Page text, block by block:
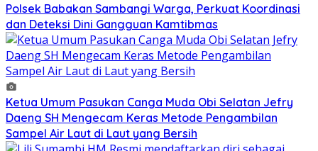
Polsek Babakan Sambangi Warga, Perkuat Koordinasi
dan Deteksi Dini Gangguan Kamtibmas
Ketua Umum Pasukan Canga Muda Obi Selatan Jefry
Daeng SH Mengecam Keras Metode Pengambilan
Sampel Air Laut di Laut yang Bersih